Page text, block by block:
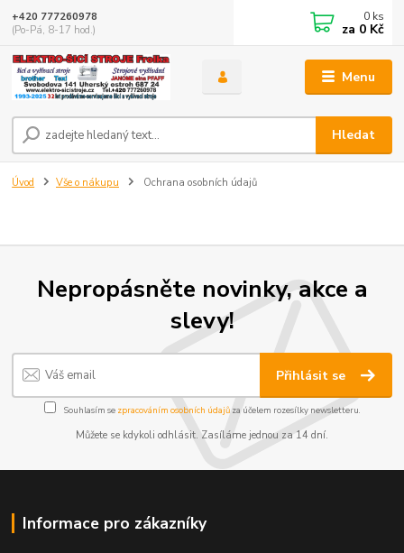
Menu
Hledat
+420 777260978
(Po-Pá, 8-17 hod.)
0 ks
za 0 Kč
Úvod Vše o nákupu Ochrana osobních údajů
Nepropásněte novinky, akce a
slevy!
Přihlásit se
Souhlasím se zpracováním osobních údajůza účelem rozesílky newsletteru.
Můžete se kdykoli odhlásit. Zasíláme jednou za 14 dní.
Informace pro zákazníky